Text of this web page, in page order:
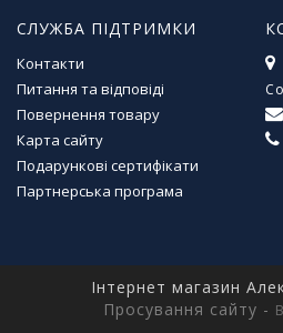
СЛУЖБА ПІДТРИМКИ
Контакти
Питання та відповіді
Повернення товару
Карта сайту
Подарункові сертифікати
Партнерська програма
Інтернет магазин
Просування сайту -